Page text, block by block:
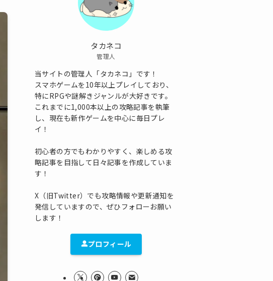
タカネコ
管理人
当サイトの管理人「タカネコ」です！
スマホゲームを10年以上プレイしており、
特にRPGや謎解きジャンルが大好きです。
これまでに1,000本以上の攻略記事を執筆
し、現在も新作ゲームを中心に毎日プレ
イ！
初心者の方でもわかりやすく、楽しめる攻
略記事を目指して日々記事を作成していま
す！
X（旧Twitter）でも攻略情報や更新通知を
発信していますので、ぜひフォローお願い
します！
プロフィール